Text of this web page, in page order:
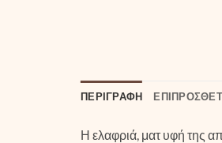
ΠΕΡΙΓΡΑΦΉ
Η ελαφριά, ματ υφή της